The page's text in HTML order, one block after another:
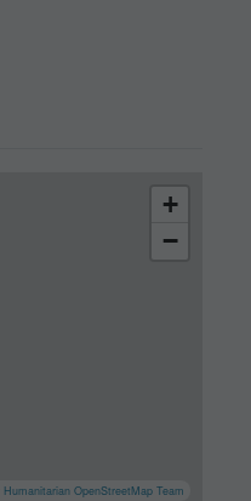
Südtirol
+
−
Humanitarian OpenStreetMap Team